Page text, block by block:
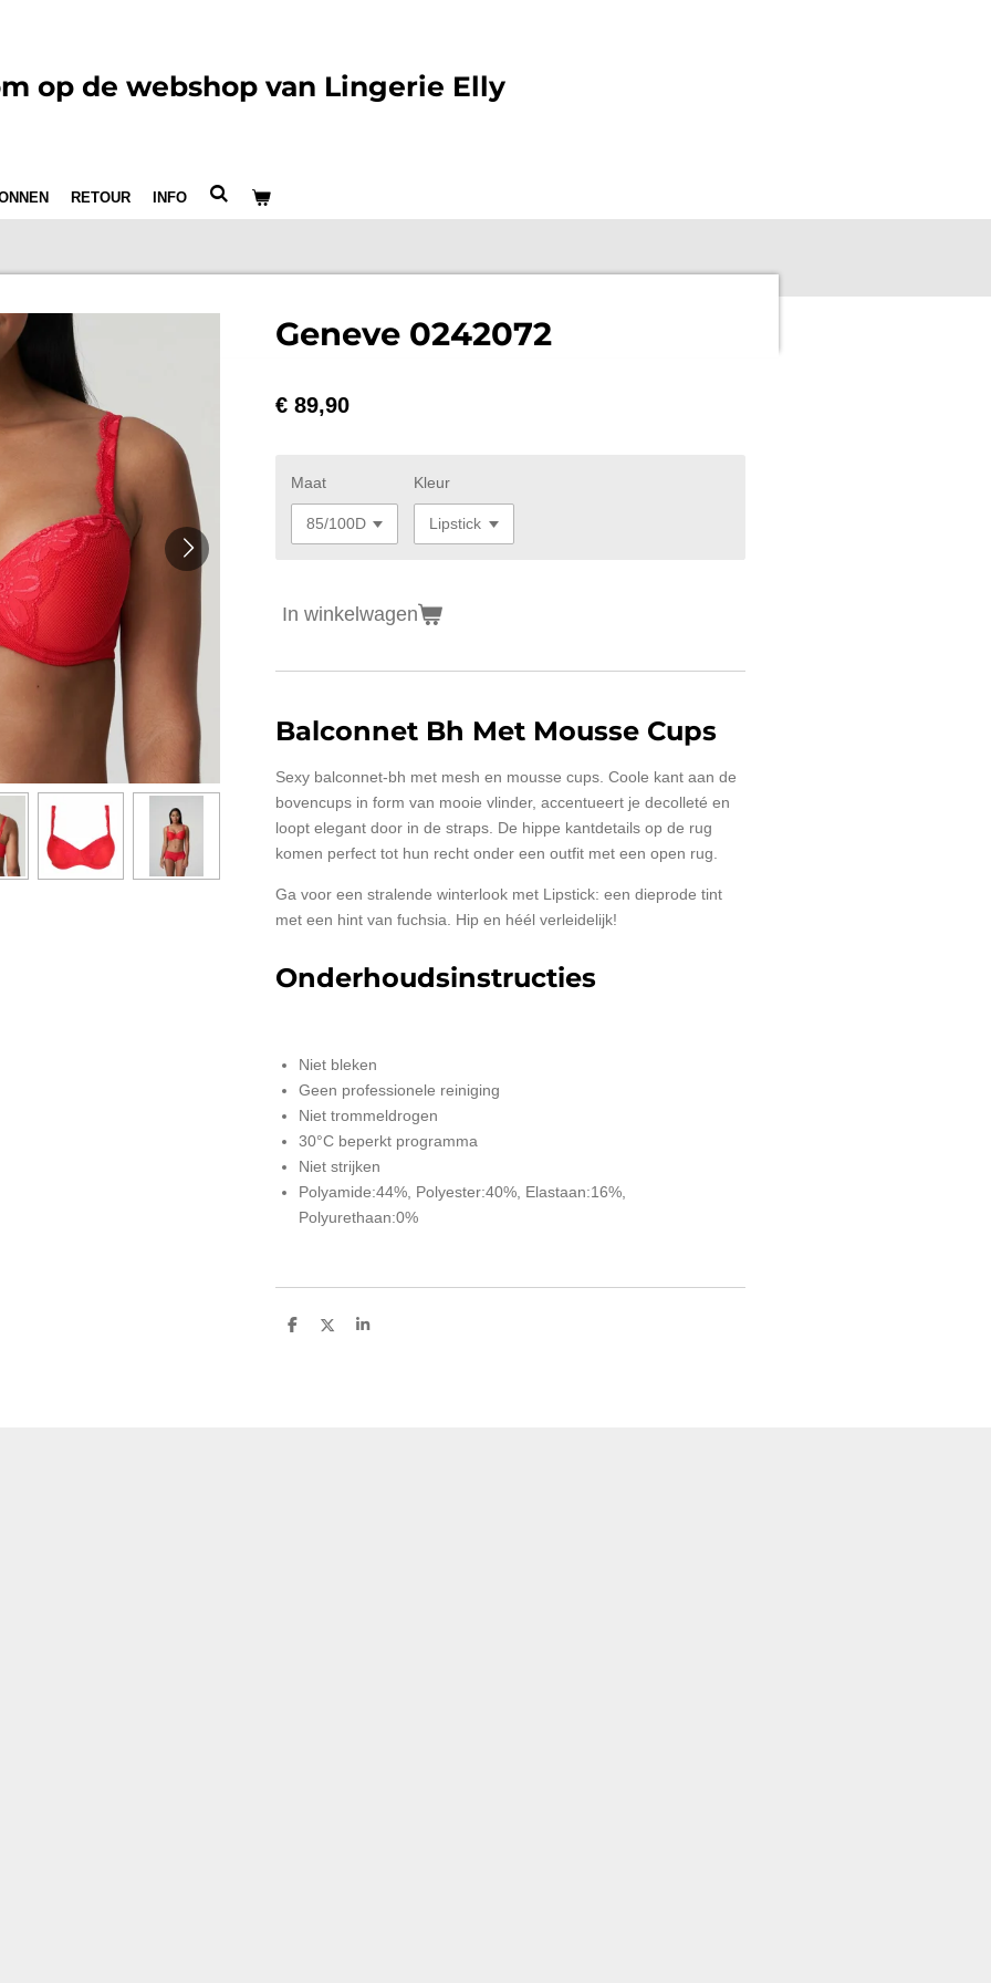
op de webshop van Lingerie Elly
RETOUR INFO
Geneve 0242072
€ 89,90
Maat Kleur
In winkelwagen
Balconnet Bh Met Mousse Cups
Sexy balconnet-bh met mesh en mousse cups. Coole kant aan de
bovencups in form van mooie vlinder, accentueert je decolleté en
loopt elegant door in de straps. De hippe kantdetails op de rug
komen perfect tot hun recht onder een outfit met een open rug.
Ga voor een stralende winterlook met Lipstick: een dieprode tint
met een hint van fuchsia. Hip en héél verleidelijk!
Onderhoudsinstructies
Niet bleken
Geen professionele reiniging
Niet trommeldrogen
30°C beperkt programma
Niet strijken
Polyamide:44%, Polyester:40%, Elastaan:16%,
Polyurethaan:0%
D
D
S